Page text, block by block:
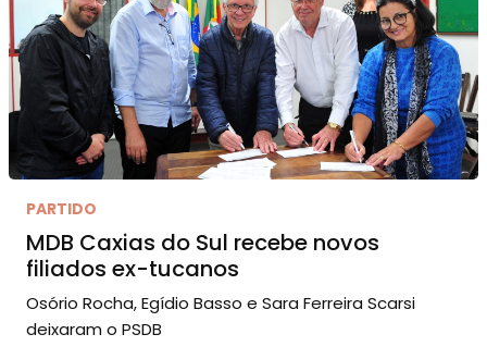
PARTIDO
MDB Caxias do Sul recebe novos
filiados ex-tucanos
Osório Rocha, Egídio Basso e Sara Ferreira Scarsi
deixaram o PSDB